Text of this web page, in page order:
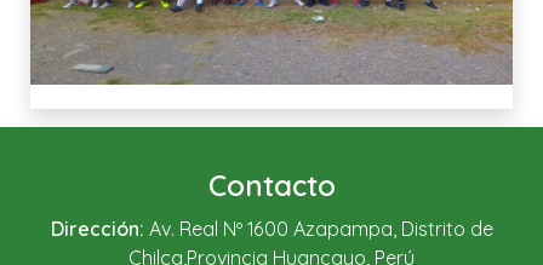
Contacto
Dirección: Av. Real Nº 1600 Azapampa, Distrito de
Chilca,Provincia Huancayo, Perú